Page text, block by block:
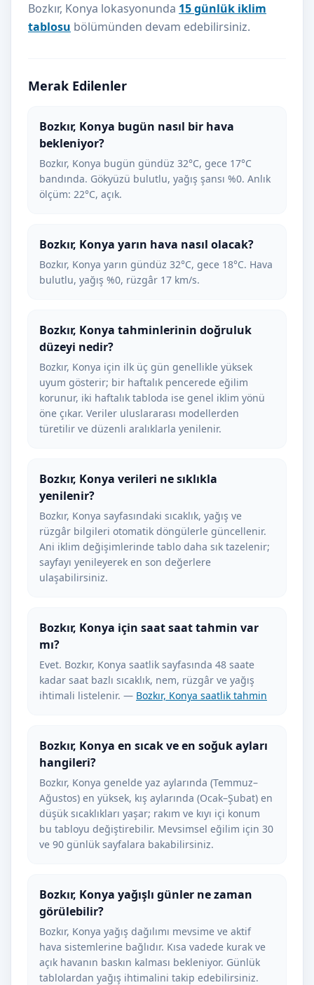
Bozkır, Konya lokasyonunda 15 günlük iklim
tablosu bölümünden devam edebilirsiniz.
Merak Edilenler
Bozkır, Konya bugün nasıl bir hava
bekleniyor?
Bozkır, Konya bugün gündüz 32°C, gece 17°C
bandında. Gökyüzü bulutlu, yağış şansı %0. Anlık
ölçüm: 22°C, açık.
Bozkır, Konya yarın hava nasıl olacak?
Bozkır, Konya yarın gündüz 32°C, gece 18°C. Hava
bulutlu, yağış %0, rüzgâr 17 km/s.
Bozkır, Konya tahminlerinin doğruluk
düzeyi nedir?
Bozkır, Konya için ilk üç gün genellikle yüksek
uyum gösterir; bir haftalık pencerede eğilim
korunur, iki haftalık tabloda ise genel iklim yönü
öne çıkar. Veriler uluslararası modellerden
türetilir ve düzenli aralıklarla yenilenir.
Bozkır, Konya verileri ne sıklıkla
yenilenir?
Bozkır, Konya sayfasındaki sıcaklık, yağış ve
rüzgâr bilgileri otomatik döngülerle güncellenir.
Ani iklim değişimlerinde tablo daha sık tazelenir;
sayfayı yenileyerek en son değerlere
ulaşabilirsiniz.
Bozkır, Konya için saat saat tahmin var
mı?
Evet. Bozkır, Konya saatlik sayfasında 48 saate
kadar saat bazlı sıcaklık, nem, rüzgâr ve yağış
ihtimali listelenir. — Bozkır, Konya saatlik tahmin
Bozkır, Konya en sıcak ve en soğuk ayları
hangileri?
Bozkır, Konya genelde yaz aylarında (Temmuz–
Ağustos) en yüksek, kış aylarında (Ocak–Şubat) en
düşük sıcaklıkları yaşar; rakım ve kıyı içi konum
bu tabloyu değiştirebilir. Mevsimsel eğilim için 30
ve 90 günlük sayfalara bakabilirsiniz.
Bozkır, Konya yağışlı günler ne zaman
görülebilir?
Bozkır, Konya yağış dağılımı mevsime ve aktif
hava sistemlerine bağlıdır. Kısa vadede kurak ve
açık havanın baskın kalması bekleniyor. Günlük
tablolardan yağış ihtimalini takip edebilirsiniz.